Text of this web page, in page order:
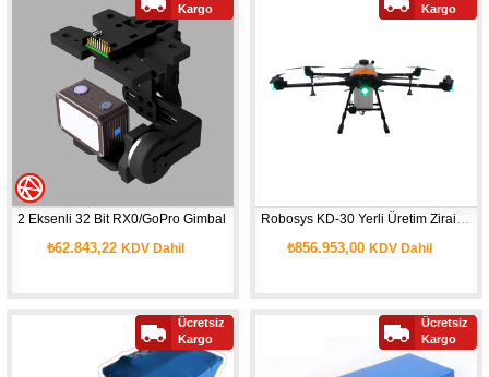
2 Eksenli 32 Bit RX0/GoPro Gimbal
₺62.843,22KDV Dahil
Kargo
₺856.953,00 KDV Dahil
Kargo
Ücretsiz
Kargo
Ücretsiz
Kargo